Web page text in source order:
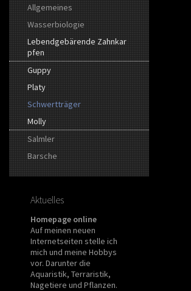
Allgemeines
Wasserbiologie
Lebendgebärende Zahnkar
pfen
Guppy
Platy
Schwertträger
Molly
Salmler
Barsche
Aktuelles
Homepage online
Auf meinen neuen
Internetseiten stelle ich
mich und meine Hobbys
vor. Darunter die
Aquaristik, Terraristik,
Nagetiere und Pflanzen.